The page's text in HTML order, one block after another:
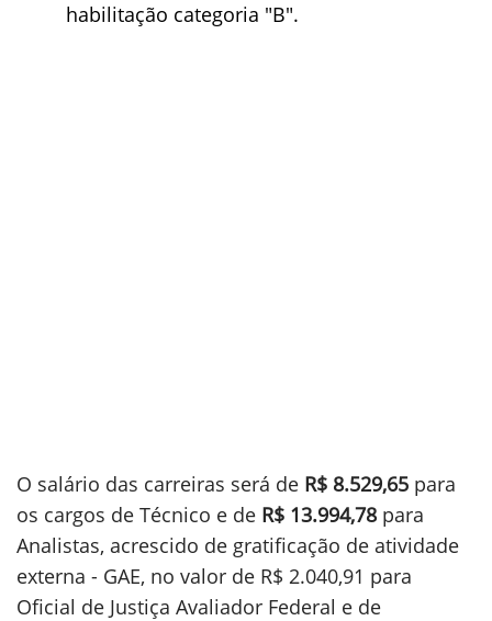
habilitação categoria "B".
O salário das carreiras será de R$ 8.529,65 para
os cargos de Técnico e de R$ 13.994,78 para
Analistas, acrescido de gratificação de atividade
externa - GAE, no valor de R$ 2.040,91 para
Oficial de Justiça Avaliador Federal e de